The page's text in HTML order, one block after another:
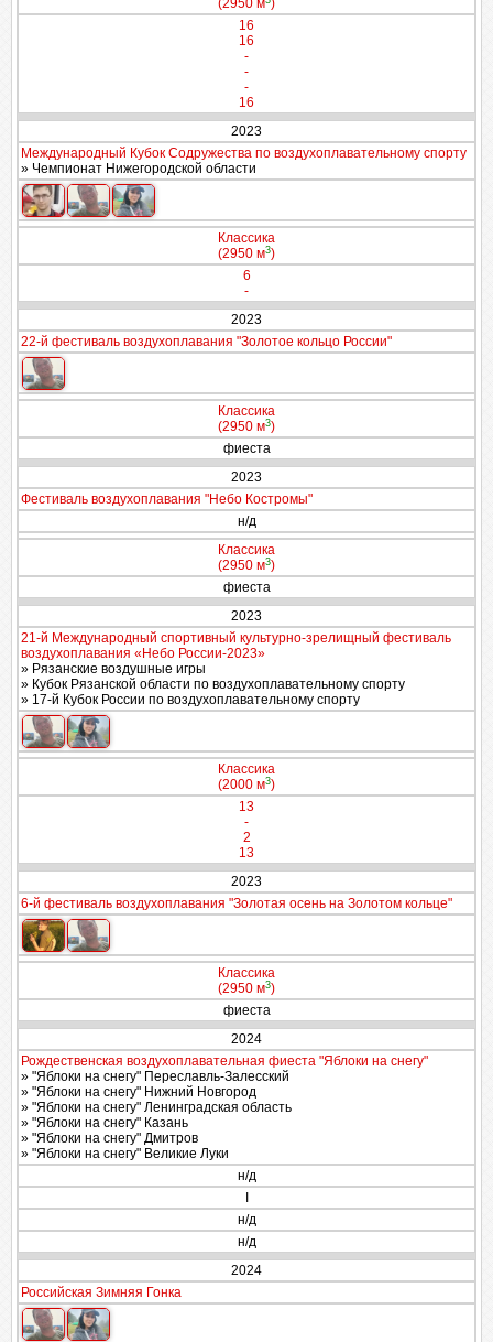
(2950 м )
16
16
-
-
-
16
2023
Международный Кубок Содружества по воздухоплавательному спорту
» Чемпионат Нижегородской области
Классика
(2950 м3)
6
-
2023
22-й фестиваль воздухоплавания "Золотое кольцо России"
Классика
(2950 м3)
фиеста
2023
Фестиваль воздухоплавания "Небо Костромы"
н/д
Классика
(2950 м3)
фиеста
2023
21-й Международный спортивный культурно-зрелищный фестиваль
воздухоплавания «Небо России-2023»
» Рязанские воздушные игры
» Кубок Рязанской области по воздухоплавательному спорту
» 17-й Кубок России по воздухоплавательному спорту
Классика
(2000 м3)
13
-
2
13
2023
6-й фестиваль воздухоплавания "Золотая осень на Золотом кольце"
Классика
(2950 м3)
фиеста
2024
Рождественская воздухоплавательная фиеста "Яблоки на снегу"
» "Яблоки на снегу" Переславль-Залесский
» "Яблоки на снегу" Нижний Новгород
» "Яблоки на снегу" Ленинградская область
» "Яблоки на снегу" Казань
» "Яблоки на снегу" Дмитров
» "Яблоки на снегу" Великие Луки
н/д
н/д
н/д
2024
Российская Зимняя Гонка